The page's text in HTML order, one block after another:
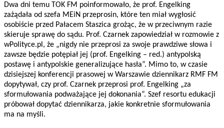
Dwa dni temu TOK FM poinformowało, że prof. Engelking
zażądała od szefa MEiN przeprosin, które ten miał wygłosić
osobiście przed Pałacem Staszica grożąc, że w przeciwnym razie
skieruje sprawę do sądu. Prof. Czarnek zapowiedział w rozmowie z
wPolityce.pl, że „nigdy nie przeprosi za swoje prawdziwe słowa i
zawsze będzie potępiał jej (prof. Engelking – red.) antypolską
postawę i antypolskie generalizujące hasła”. Mimo to, w czasie
dzisiejszej konferencji prasowej w Warszawie dziennikarz RMF FM
dopytywał, czy prof. Czarnek przeprosi prof. Engelking „za
sformułowania podważające jej dokonania”. Szef resortu edukacji
próbował dopytać dziennikarza, jakie konkretnie sformułowania
ma na myśli.